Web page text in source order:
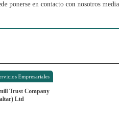
ponerse en contacto con nosotros
Empresariales
Trust Company
Ltd